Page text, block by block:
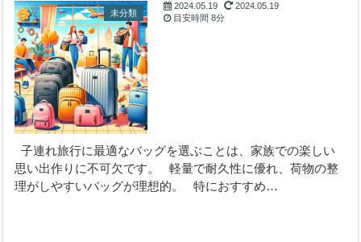
未分類
2024.05.19
2024.05.19
目安時間8分
子連れ旅行に最適なバッグを選ぶことは、家族での楽しい
思い出作りに不可欠です。 軽量で耐久性に優れ、荷物の整
理がしやすいバッグが理想的。 特におすすめ…